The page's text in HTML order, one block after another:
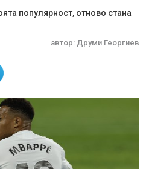
популярност, отново стана
автор: Друми Георгиев